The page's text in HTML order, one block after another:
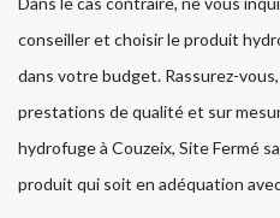
conseiller et choisir le produit
dans votre budget. Rassurez-
prestations de qualité et sur
hydrofuge à Couzeix, Site Fermé
produit qui soit en adéquation